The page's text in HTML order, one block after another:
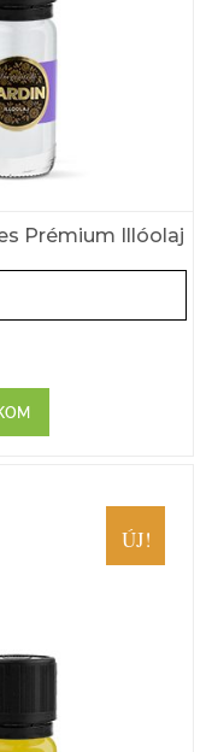
Prémium Illóolaj
ÚJ!